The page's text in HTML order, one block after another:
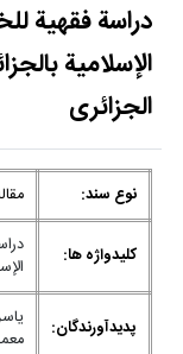
دراسة فقهیة
الإسلامیة
الجزائری
نوع سند:
کلیدواژه ها:
پدیدآورندگان: